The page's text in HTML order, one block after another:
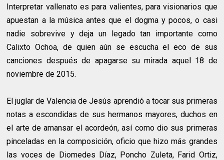
Interpretar vallenato es para valientes, para visionarios que
apuestan a la música antes que el dogma y pocos, o casi
nadie sobrevive y deja un legado tan importante como
Calixto Ochoa, de quien aún se escucha el eco de sus
canciones después de apagarse su mirada aquel 18 de
noviembre de 2015.
El juglar de Valencia de Jesús aprendió a tocar sus primeras
notas a escondidas de sus hermanos mayores, duchos en
el arte de amansar el acordeón, así como dio sus primeras
pinceladas en la composición, oficio que hizo más grandes
las voces de Diomedes Díaz, Poncho Zuleta, Farid Ortiz,